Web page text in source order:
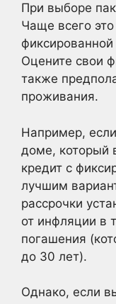
При выборе
Чаще всего
Оцените свои
также
проживания.
Например,
доме, который
кредит с
лучшим
рассрочки
от инфляции в
погашения
до 30 лет).
Однако, если